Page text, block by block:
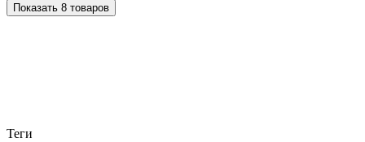
Показать 8 товаров
Теги